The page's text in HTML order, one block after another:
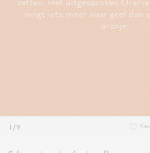
neigt iets meer naar geel dan
oranje.
1 / 9